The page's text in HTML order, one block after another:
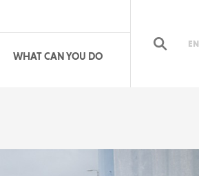
WHAT CAN YOU DO
EN